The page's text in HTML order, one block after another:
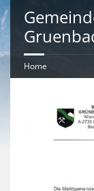
Home